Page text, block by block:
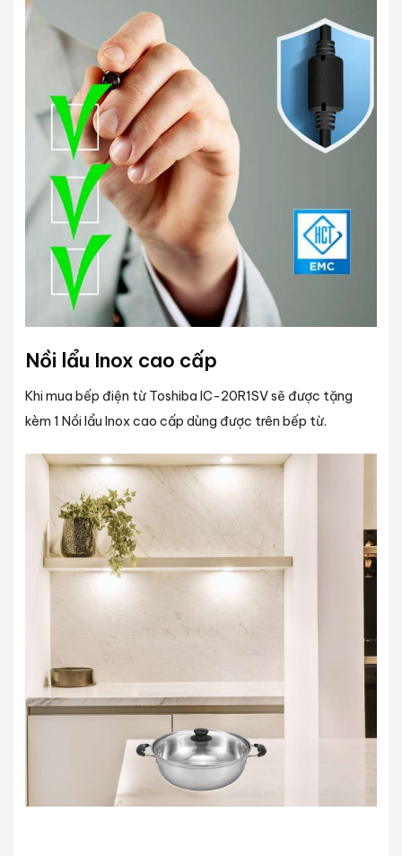
Nồi lẩu Inox cao cấp
Khi mua bếp điện từ Toshiba IC-20R1SV sẽ được tặng
kèm 1 Nồi lẩu Inox cao cấp dùng được trên bếp từ.